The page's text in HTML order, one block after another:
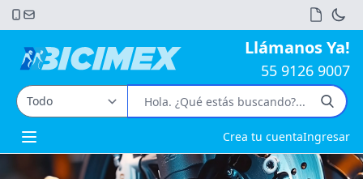
Llámanos Ya!
55 9126 9007
Open main menu Crea tu cuentaIngresar